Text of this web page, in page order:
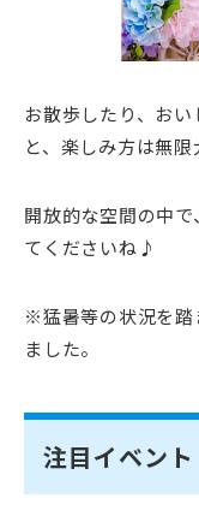
お散歩したり、お
と、楽しみ方は無限
開放的な空間の中
てくださいね♪
※猛暑等の状況を踏
ました。
注目イベント